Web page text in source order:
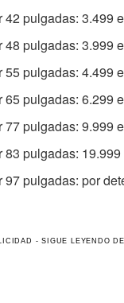
42 pulgadas: 3.499
48 pulgadas: 3.999
55 pulgadas: 4.499
65 pulgadas: 6.299
77 pulgadas: 9.999
83 pulgadas:
97 pulgadas: por